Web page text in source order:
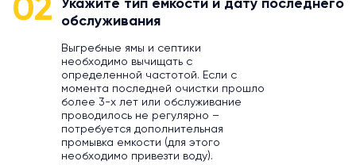
02
Укажите тип емкости и дату последнего
обслуживания
Выгребные ямы и септики
необходимо вычищать с
определенной частотой. Если с
момента последней очистки прошло
более 3-х лет или обслуживание
проводилось не регулярно –
потребуется дополнительная
промывка емкости (для этого
необходимо привезти воду).